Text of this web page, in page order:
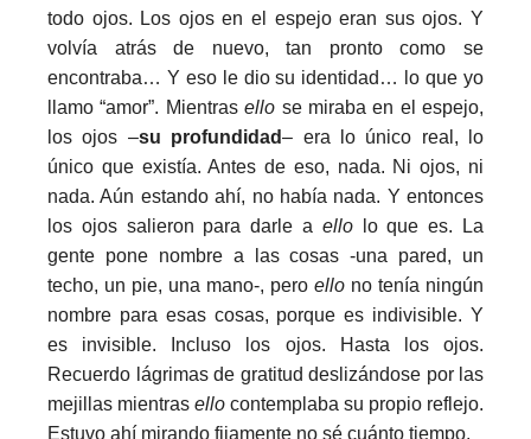
todo ojos. Los ojos en el espejo eran sus ojos. Y
volvía atrás de nuevo, tan pronto como se
encontraba… Y eso le dio su identidad… lo que yo
llamo “amor”. Mientrasello se miraba en el espejo,
los ojos –su profundidad– era lo único real, lo
único que existía. Antes de eso, nada. Ni ojos, ni
nada. Aún estando ahí, no había nada. Y entonces
los ojos salieron para darle a ellolo que es. La
gente pone nombre a las cosas -una pared, un
techo, un pie, una mano-, pero ello no tenía ningún
nombre para esas cosas, porque es indivisible. Y
es invisible. Incluso los ojos. Hasta los ojos.
Recuerdo lágrimas de gratitud deslizándose por las
mejillas mientras ello contemplaba su propio reflejo.
Estuvo ahí mirando fijamente no sé cuánto tiempo.